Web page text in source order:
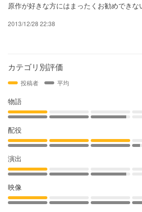
原作が好きな方にはまったくお勧めできな
2013/12/28 22:38
カテゴリ別評価
投稿者 平均
物語
配役
演出
映像